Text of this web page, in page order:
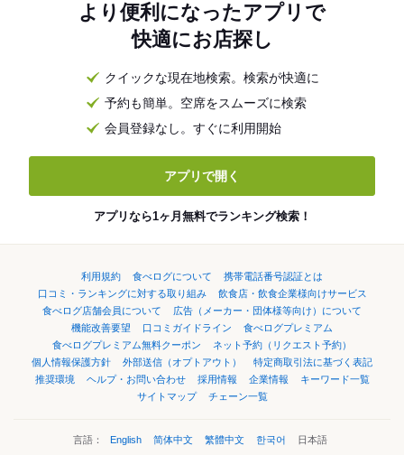
より便利になったアプリで
快適にお店探し
クイックな現在地検索。検索が快適に
予約も簡単。空席をスムーズに検索
会員登録なし。すぐに利用開始
アプリで開く
アプリなら1ヶ月無料でランキング検索！
利用規約 食べログについて
携帯電話番号認証とは
口コミ・ランキングに対する取り組み
飲食店・飲食企業様向けサービス
食べログ店舗会員について
広告（メーカー・団体様等向け）について
機能改善要望
口コミガイドライン
食べログプレミアム
食べログプレミアム無料クーポン
ネット予約（リクエスト予約）
個人情報保護方針
外部送信（オプトアウト）
特定商取引法に基づく表記
推奨環境
ヘルプ・お問い合わせ 採用情報 企業情報
キーワード一覧
サイトマップ
チェーン一覧
言語： English 简体中文 繁體中文 한국어 日本語